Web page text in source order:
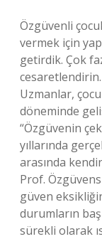
Özgüvenli
vermek için
getirdik. Çok
Uzmanlar,
döneminde
“Özgüvenin
yıllarında
arasında
Prof.
güven
durumların
sürekli olarak